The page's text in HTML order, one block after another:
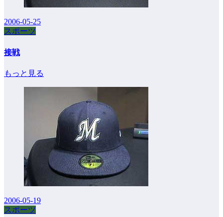
2006-05-25
スポーツ
接戦
もっと見る
2006-05-19
スポーツ